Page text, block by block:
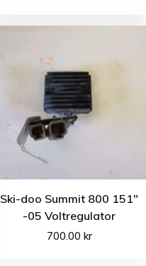
Ski-doo Summit 800 151″
-05 Voltregulator
700.00 kr